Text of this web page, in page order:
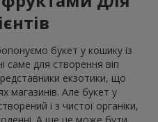
букет у кошику із
саме для створення віп
екзотики, що
магазинів. Але букет у
і з чистої органіки,
А ще це може бути